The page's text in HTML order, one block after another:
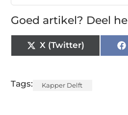
Goed artikel? Deel
X (Twitter)
Tags: Kapper Delft